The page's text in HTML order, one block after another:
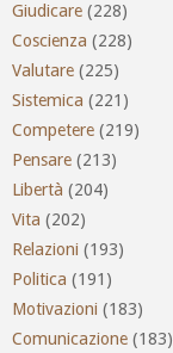
Giudicare (228)
Coscienza (228)
Valutare (225)
Sistemica (221)
Competere (219)
Pensare (213)
Libertà (204)
Vita (202)
Relazioni (193)
Politica (191)
Motivazioni (183)
Comunicazione (183)